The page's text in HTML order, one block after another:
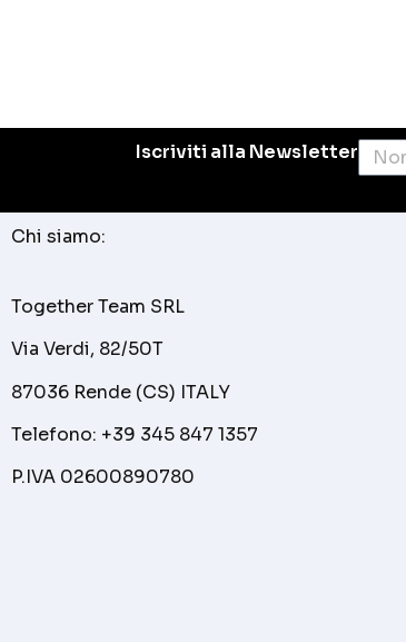
Iscriviti alla Newsletter
Chi siamo:
Together Team SRL
Via Verdi, 82/50T
87036 Rende (CS) ITALY
Telefono: +39 345 847 1357
P.IVA 02600890780